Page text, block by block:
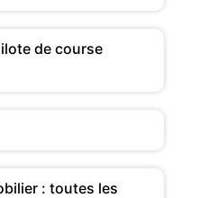
de course
: toutes les